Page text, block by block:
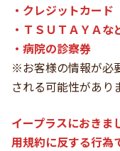
・クレジットカード
・ＴＳＵＴＡＹＡな
・病院の診察券
※お客様の情報が必
される可能性があり
イープラスにおきま
用規約に反する行為